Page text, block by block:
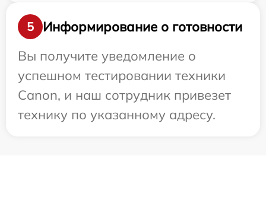
5
Информирование о готовности
Вы получите уведомление о
успешном тестировании техники
Canon, и наш сотрудник привезет
технику по указанному адресу.